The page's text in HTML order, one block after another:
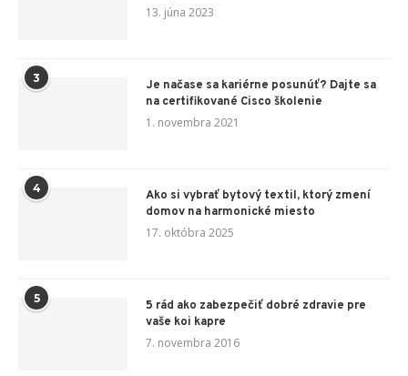
13. júna 2023
3
Je načase sa kariérne posunúť? Dajte sa
na certifikované Cisco školenie
1. novembra 2021
4
Ako si vybrať bytový textil, ktorý zmení
domov na harmonické miesto
17. októbra 2025
5
5 rád ako zabezpečiť dobré zdravie pre
vaše koi kapre
7. novembra 2016